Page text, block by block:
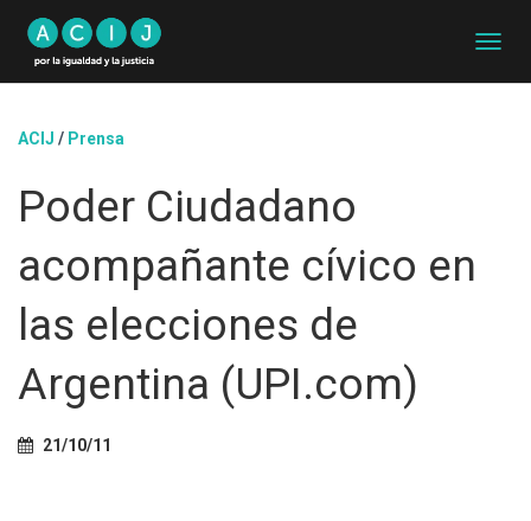
A
ACIJ / Prensa
Poder Ciudadano
acompañante cívico en
las elecciones de
Argentina (UPI.com)
21/10/11